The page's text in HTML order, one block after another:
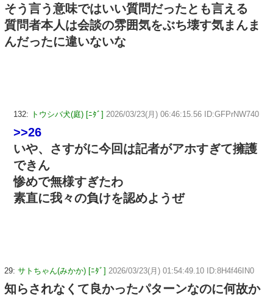
そう言う意味ではいい質問だったとも言える
質問者本人は会談の雰囲気をぶち壊す気まんま
んだったに違いないな
132: トウシバ犬(庭) [ﾆﾀﾞ] 2026/03/23(月) 06:46:15.56 ID:GFPrNW740
>>26
いや、さすがに今回は記者がアホすぎて擁護
できん
惨めで無様すぎたわ
素直に我々の負けを認めようぜ
29: サトちゃん(みかか) [ﾆﾀﾞ] 2026/03/23(月) 01:54:49.10 ID:8H4f46IN0
知らされなくて良かったパターンなのに何故か